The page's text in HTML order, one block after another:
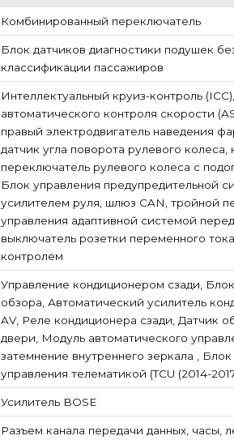
Комбинированный переключатель
Блок датчиков диагностики подушек
классификации пассажиров
Интеллектуальный круиз-контроль
автоматического контроля скорости
правый электродвигатель наведения
датчик угла поворота рулевого
переключатель рулевого колеса с
Блок управления предупредительной
усилителем руля, шлюз CAN, тройной
управления адаптивной системой
выключатель розетки переменного
контролем
Управление кондиционером сзади,
обзора, Автоматический усилитель
AV, Реле кондиционера сзади, Датчик
двери, Модуль автоматического
затемнение внутреннего зеркала ,
управления телематикой (TCU (2014-
Усилитель BOSE
Разъем канала передачи данных, часы,